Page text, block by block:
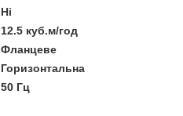
Ні
12.5 куб.м/год
Фланцеве
Горизонтальна
50 Гц